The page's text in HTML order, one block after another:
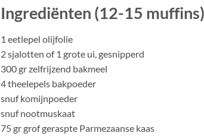
Ingrediënten (12-15 muffins)
1 eetlepel olijfolie
2 sjalotten of 1 grote ui, gesnipperd
300 gr zelfrijzend bakmeel
4 theelepels bakpoeder
snuf komijnpoeder
snuf nootmuskaat
75 gr grof geraspte Parmezaanse kaas